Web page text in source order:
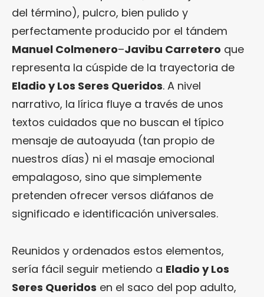
del término), pulcro, bien pulido y
perfectamente producido por el tándem
Manuel Colmenero–Javibu Carretero que
representa la cúspide de la trayectoria de
Eladio y Los Seres Queridos. A nivel
narrativo, la lírica fluye a través de unos
textos cuidados que no buscan el típico
mensaje de autoayuda (tan propio de
nuestros días) ni el masaje emocional
empalagoso, sino que simplemente
pretenden ofrecer versos diáfanos de
significado e identificación universales.
Reunidos y ordenados estos elementos,
sería fácil seguir metiendo a Eladio y Los
Seres Queridos en el saco del pop adulto,